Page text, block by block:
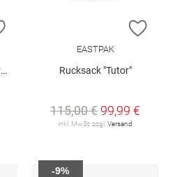
ZUR WUNSCHLISTE HINZUFÜGEN
ZUR
EASTPAK
Rucksack "Tutor"
115,00 € 99,99 €
inkl. MwSt. zzgl. Versand
-9%